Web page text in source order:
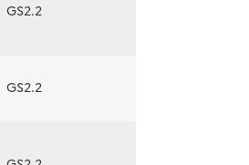
GS2.2
GS2.2